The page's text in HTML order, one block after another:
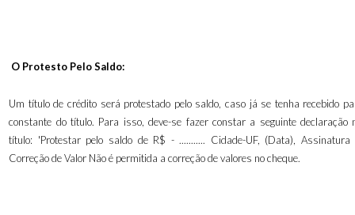
O Protesto Pelo Saldo:
Um título de crédito será protestado pelo saldo, caso já se tenha recebido
constante do título. Para isso, deve-se fazer constar a seguinte declaração
título: 'Protestar pelo saldo de R$ - ........... Cidade-UF, (Data), Assinatura
Correção de Valor Não é permitida a correção de valores no cheque.